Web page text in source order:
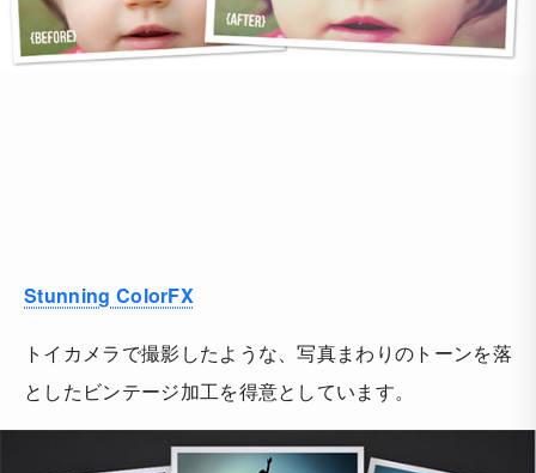
Stunning ColorFX
トイカメラで撮影したような、写真まわりのトーンを落
としたビンテージ加工を得意としています。